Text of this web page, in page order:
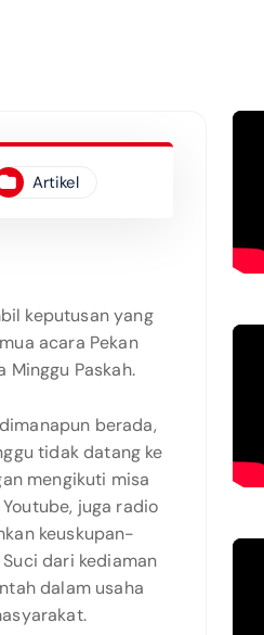
Artikel
keputusan yang
acara Pekan
Paskah.
berada,
tidak datang ke
mengikuti misa
juga radio
keuskupan-
dari kediaman
dalam usaha